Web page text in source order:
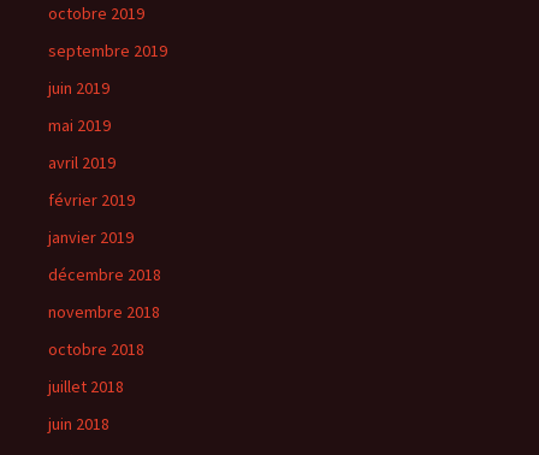
octobre 2019
septembre 2019
juin 2019
mai 2019
avril 2019
février 2019
janvier 2019
décembre 2018
novembre 2018
octobre 2018
juillet 2018
juin 2018